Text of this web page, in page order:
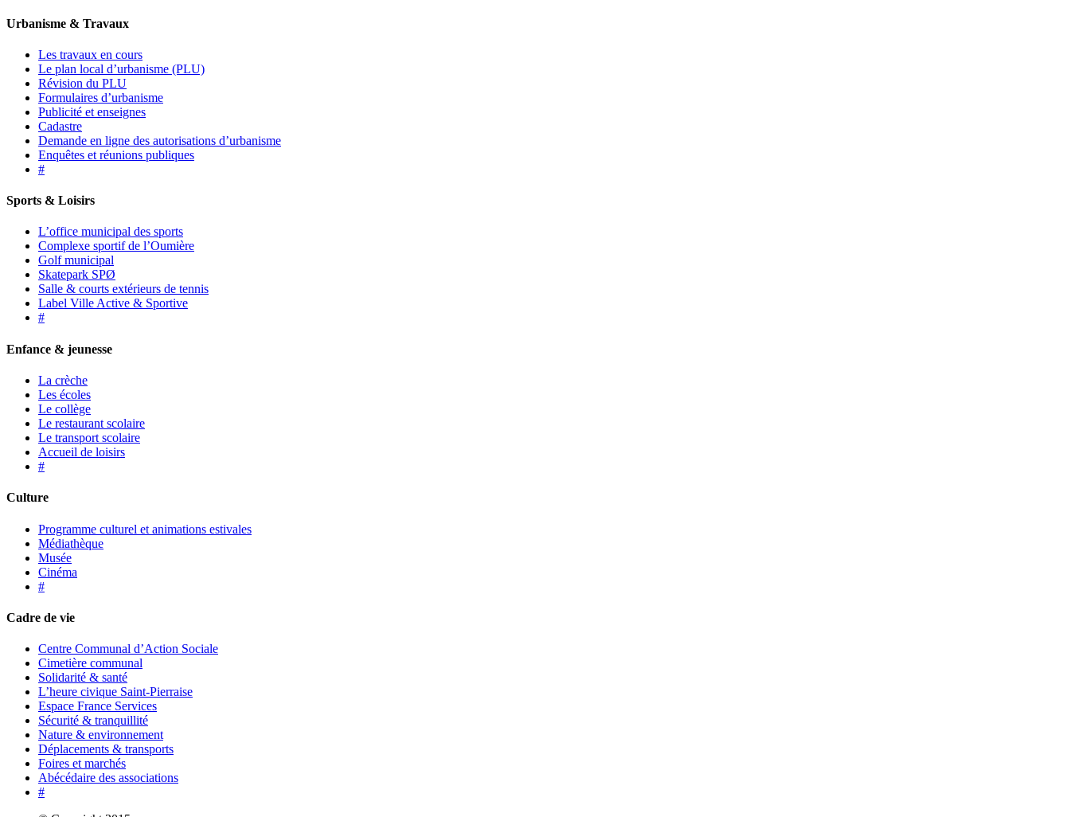
Urbanisme & Travaux
Les travaux en cours
Le plan local d’urbanisme (PLU)
Révision du PLU
Formulaires d’urbanisme
Publicité et enseignes
Cadastre
Demande en ligne des autorisations d’urbanisme
Enquêtes et réunions publiques
#
Sports & Loisirs
L’office municipal des sports
Complexe sportif de l’Oumière
Golf municipal
Skatepark SPØ
Salle & courts extérieurs de tennis
Label Ville Active & Sportive
#
Enfance & jeunesse
La crèche
Les écoles
Le collège
Le restaurant scolaire
Le transport scolaire
Accueil de loisirs
#
Culture
Programme culturel et animations estivales
Médiathèque
Musée
Cinéma
#
Cadre de vie
Centre Communal d’Action Sociale
Cimetière communal
Solidarité & santé
L’heure civique Saint-Pierraise
Espace France Services
Sécurité & tranquillité
Nature & environnement
Déplacements & transports
Foires et marchés
Abécédaire des associations
#